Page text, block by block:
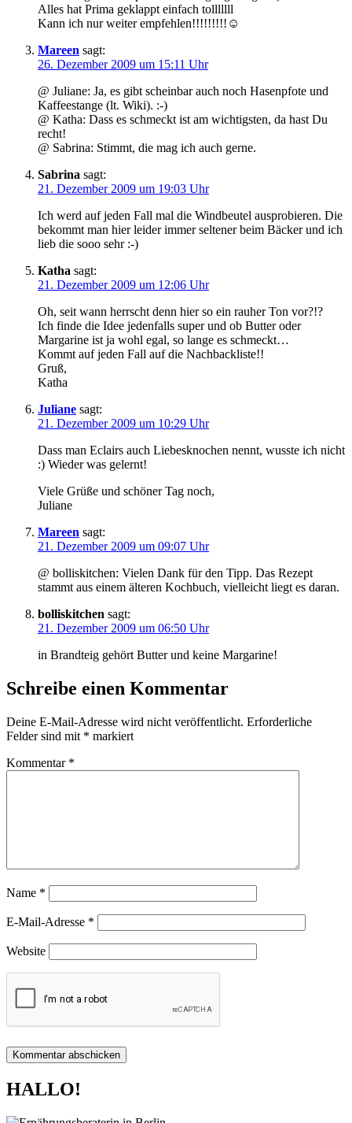
Alles hat Prima geklappt einfach tolllllll
Kann ich nur weiter empfehlen!!!!!!!!!☺
Mareen sagt:
26. Dezember 2009 um 15:11 Uhr
@ Juliane: Ja, es gibt scheinbar auch noch Hasenpfote und
Kaffeestange (lt. Wiki). :-)
@ Katha: Dass es schmeckt ist am wichtigsten, da hast Du
recht!
@ Sabrina: Stimmt, die mag ich auch gerne.
Sabrina sagt:
21. Dezember 2009 um 19:03 Uhr
Ich werd auf jeden Fall mal die Windbeutel ausprobieren. Die
bekommt man hier leider immer seltener beim Bäcker und ich
lieb die sooo sehr :-)
Katha sagt:
21. Dezember 2009 um 12:06 Uhr
Oh, seit wann herrscht denn hier so ein rauher Ton vor?!?
Ich finde die Idee jedenfalls super und ob Butter oder
Margarine ist ja wohl egal, so lange es schmeckt…
Kommt auf jeden Fall auf die Nachbackliste!!
Gruß,
Katha
Juliane sagt:
21. Dezember 2009 um 10:29 Uhr
Dass man Eclairs auch Liebesknochen nennt, wusste ich nicht
:) Wieder was gelernt!
Viele Grüße und schöner Tag noch,
Juliane
Mareen sagt:
21. Dezember 2009 um 09:07 Uhr
@ bolliskitchen: Vielen Dank für den Tipp. Das Rezept
stammt aus einem älteren Kochbuch, vielleicht liegt es daran.
bolliskitchen sagt:
21. Dezember 2009 um 06:50 Uhr
in Brandteig gehört Butter und keine Margarine!
Schreibe einen Kommentar
Deine E-Mail-Adresse wird nicht veröffentlicht. Erforderliche
Felder sind mit * markiert
Kommentar *
Name *
E-Mail-Adresse *
Website
HALLO!